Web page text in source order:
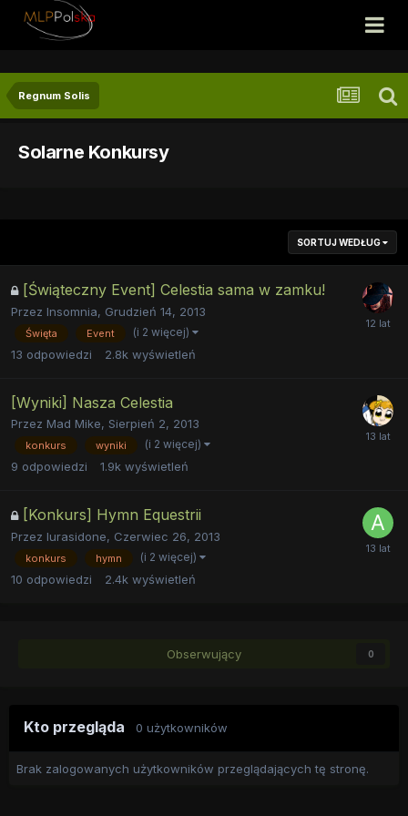
Regnum Solis
Solarne Konkursy
SORTUJ WEDŁUG
[Świąteczny Event] Celestia sama w zamku!
Przez Insomnia, Grudzień 14, 2013
Święta Event (i 2 więcej)
13 odpowiedzi 2.8k wyświetleń
[Wyniki] Nasza Celestia
Przez Mad Mike, Sierpień 2, 2013
konkurs wyniki (i 2 więcej)
9 odpowiedzi 1.9k wyświetleń
[Konkurs] Hymn Equestrii
Przez lurasidone, Czerwiec 26, 2013
konkurs hymn (i 2 więcej)
10 odpowiedzi 2.4k wyświetleń
Obserwujący 0
Kto przegląda 0 użytkowników
Brak zalogowanych użytkowników przeglądających tę stronę.